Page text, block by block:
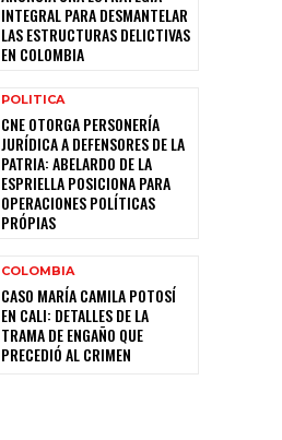
INTEGRAL PARA DESMANTELAR
LAS ESTRUCTURAS DELICTIVAS
EN COLOMBIA
POLITICA
CNE OTORGA PERSONERÍA
JURÍDICA A DEFENSORES DE LA
PATRIA: ABELARDO DE LA
ESPRIELLA POSICIONA PARA
OPERACIONES POLÍTICAS
PRÓPIAS
COLOMBIA
CASO MARÍA CAMILA POTOSÍ
EN CALI: DETALLES DE LA
TRAMA DE ENGAÑO QUE
PRECEDIÓ AL CRIMEN